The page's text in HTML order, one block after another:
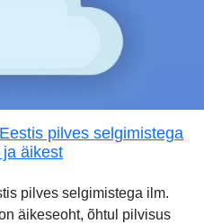
pilves selgimistega
äikest
pilves selgimistega ilm.
äikeseoht, õhtul pilvisus